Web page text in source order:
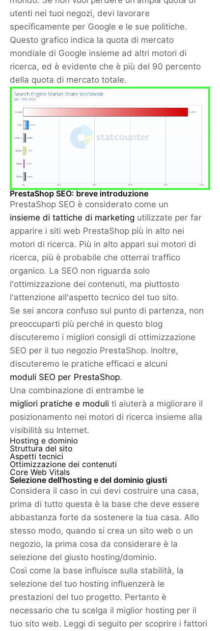
utenti nei tuoi negozi, devi lavorare
specificamente per Google e le sue politiche.
Questo grafico indica la quota di mercato
mondiale di Google insieme ad altri motori di
ricerca, ed è evidente che è più del 90 percento
della quota di mercato totale.
PrestaShop SEO: breve introduzione
PrestaShop SEO è considerato come un
insieme di tattiche di marketing utilizzate per far
apparire i siti web PrestaShop più in alto nei
motori di ricerca. Più in alto appari sui motori di
ricerca, più è probabile che otterrai traffico
organico. La SEO non riguarda solo
l'ottimizzazione dei contenuti, ma piuttosto
l'attenzione all'aspetto tecnico del tuo sito.
Se sei ancora confuso sul punto di partenza, non
preoccuparti più perché in questo blog
discuteremo i migliori consigli di ottimizzazione
SEO per il tuo negozio PrestaShop. Inoltre,
discuteremo le pratiche efficaci e alcuni
moduli SEO per PrestaShop.
Una combinazione di entrambe le
migliori pratiche e moduli ti aiuterà a migliorare il
posizionamento nei motori di ricerca insieme alla
visibilità su Internet.
Hosting e dominio
Struttura del sito
Aspetti tecnici
Ottimizzazione dei contenuti
Core Web Vitals
Selezione dell'hosting e del dominio giusti
Considera il caso in cui devi costruire una casa,
prima di tutto questa è la base che deve essere
abbastanza forte da sostenere la tua casa. Allo
stesso modo, quando si crea un sito web o un
negozio, la prima cosa da considerare è la
selezione del giusto hosting/dominio.
Così come la base influisce sulla stabilità, la
selezione del tuo hosting influenzerà le
prestazioni del tuo progetto. Pertanto è
necessario che tu scelga il miglior hosting per il
tuo sito web. Leggi di seguito per scoprire i fattori